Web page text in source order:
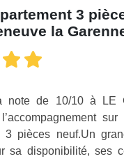
3
la
note de 10/10 à LE
sur
3 pièces neuf.​ Un
sa disponibilité, ses